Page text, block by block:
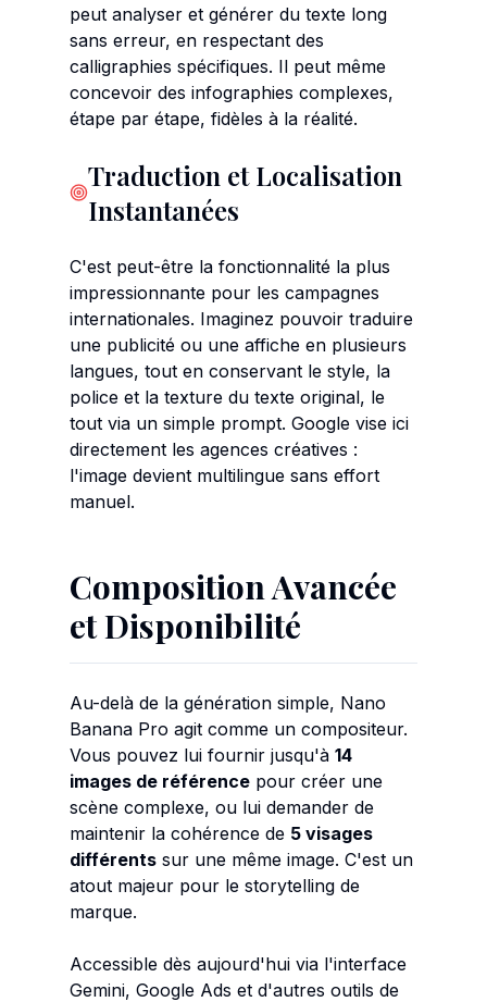
peut analyser et générer du texte long
sans erreur, en respectant des
calligraphies spécifiques. Il peut même
concevoir des infographies complexes,
étape par étape, fidèles à la réalité.
Traduction et Localisation
Instantanées
C'est peut-être la fonctionnalité la plus
impressionnante pour les campagnes
internationales. Imaginez pouvoir traduire
une publicité ou une affiche en plusieurs
langues, tout en conservant le style, la
police et la texture du texte original, le
tout via un simple prompt. Google vise ici
directement les agences créatives :
l'image devient multilingue sans effort
manuel.
Composition Avancée
et Disponibilité
Au-delà de la génération simple, Nano
Banana Pro agit comme un compositeur.
Vous pouvez lui fournir jusqu'à 14
images de référence pour créer une
scène complexe, ou lui demander de
maintenir la cohérence de 5 visages
différents sur une même image. C'est un
atout majeur pour le storytelling de
marque.
Accessible dès aujourd'hui via l'interface
Gemini, Google Ads et d'autres outils de